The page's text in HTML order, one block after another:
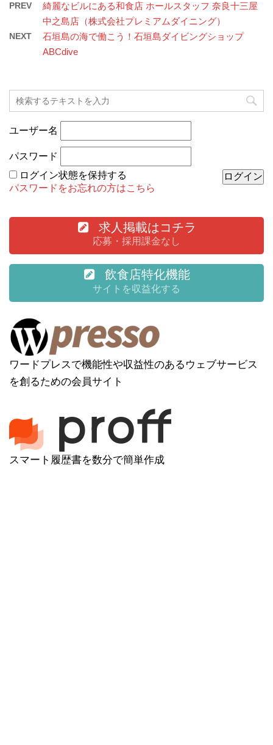
PREV
綺麗なビルにある和食店 ホールスタッフ 奈良十三屋
中之島店（株式会社プレミアムダイニング）
NEXT
石垣島の海で働こう！石垣島ダイビングショップ
ABCdive
ユーザー名
パスワード
ログイン状態を保持する
パスワードをお忘れの方はこちら
求人掲載はコチラ
応募・採用課金なし
飲食店特化機能
サイトを収益化する
ワードプレスで機能性や収益性のあるウェブサービス
を創るための会員サイト
スマート履歴書を数分で簡単作成